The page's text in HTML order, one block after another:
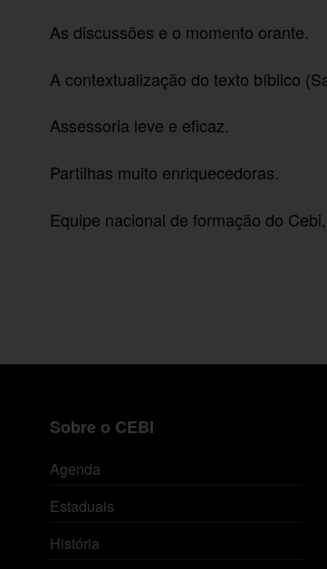
As discussões e o momento orante.
A contextualização do texto bíblico
Assessoria leve e eficaz.
Partilhas muito enriquecedoras.
Equipe nacional de formação do
Sobre o CEBI
Agenda
Estaduais
História